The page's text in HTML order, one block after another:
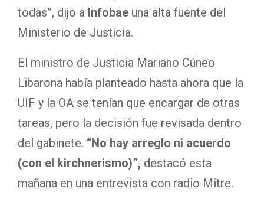
todas”, dijo a Infobae una alta fuente del
Ministerio de Justicia.
El ministro de Justicia Mariano Cúneo
Libarona había planteado hasta ahora que la
UIF y la OA se tenían que encargar de otras
tareas, pero la decisión fue revisada dentro
del gabinete. “No hay arreglo ni acuerdo
(con el kirchnerismo)”, destacó esta
mañana en una entrevista con radio Mitre.